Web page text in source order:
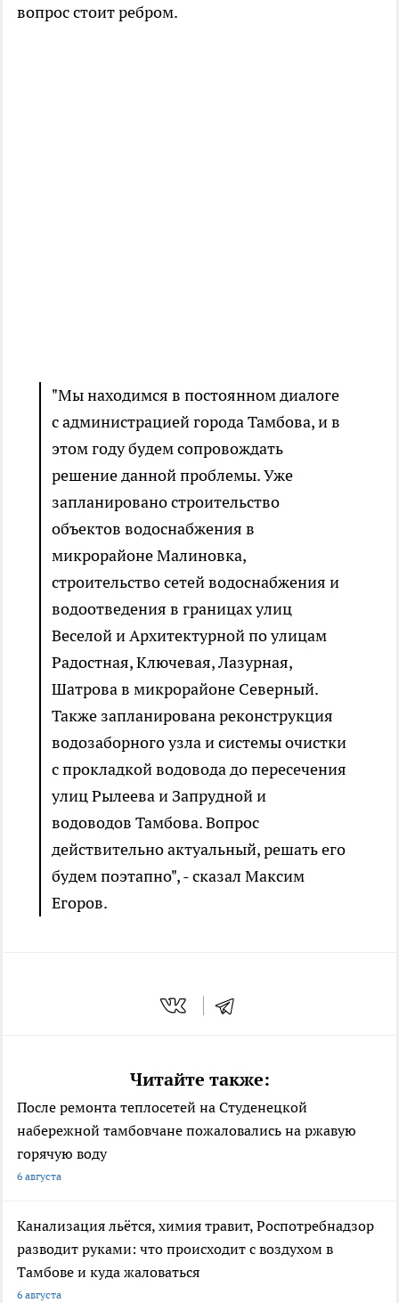
вопрос стоит ребром.
"Мы находимся в постоянном диалоге
с администрацией города Тамбова, и в
этом году будем сопровождать
решение данной проблемы. Уже
запланировано строительство
объектов водоснабжения в
микрорайоне Малиновка,
строительство сетей водоснабжения и
водоотведения в границах улиц
Веселой и Архитектурной по улицам
Радостная, Ключевая, Лазурная,
Шатрова в микрорайоне Северный.
Также запланирована реконструкция
водозаборного узла и системы очистки
с прокладкой водовода до пересечения
улиц Рылеева и Запрудной и
водоводов Тамбова. Вопрос
действительно актуальный, решать его
будем поэтапно", - сказал Максим
Егоров.
Читайте также:
После ремонта теплосетей на Студенецкой
набережной тамбовчане пожаловались на ржавую
горячую воду
6 августа
Канализация льётся, химия травит, Роспотребнадзор
разводит руками: что происходит с воздухом в
Тамбове и куда жаловаться
6 августа